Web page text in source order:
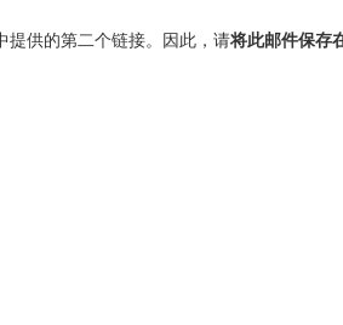
提供的第二个链接。因此，请将此邮件保存